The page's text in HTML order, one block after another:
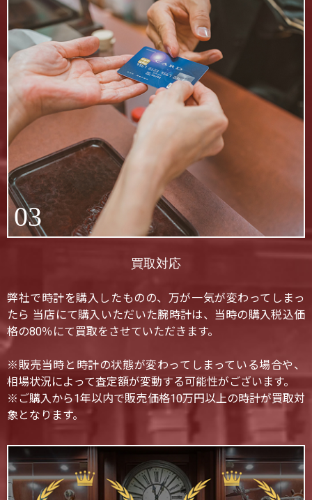
03
買取対応
弊社で時計を購入したものの、万が一気が変わってしまっ
たら 当店にて購入いただいた腕時計は、当時の購入税込価
格の80％にて買取をさせていただきます。
※販売当時と時計の状態が変わってしまっている場合や、
相場状況によって査定額が変動する可能性がございます。
※ご購入から1年以内で販売価格10万円以上の時計が買取対
象となります。